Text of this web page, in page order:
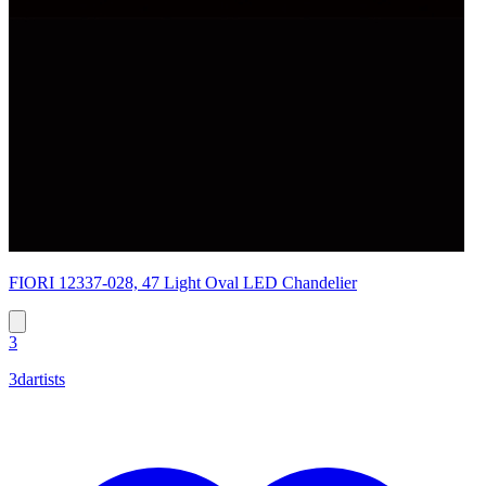
FIORI 12337-028, 47 Light Oval LED Chandelier
3
3dartists